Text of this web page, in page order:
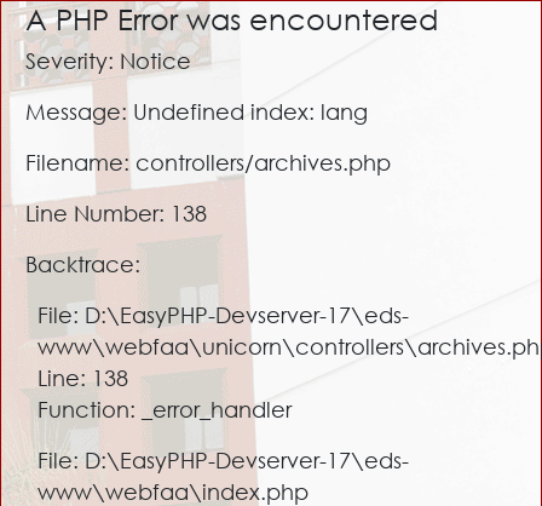
A PHP Error was encountered
Severity: Notice
Message: Undefined index: lang
Filename: controllers/archives.php
Line Number: 138
Backtrace:
File: D:\EasyPHP-Devserver-17\eds-
Line: 138
Function: _error_handler
File: D:\EasyPHP-Devserver-17\eds-
www\webfaa\index.php